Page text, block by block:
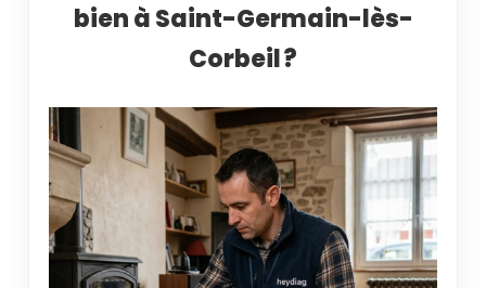
bien à Saint-Germain-lès-
Corbeil ?